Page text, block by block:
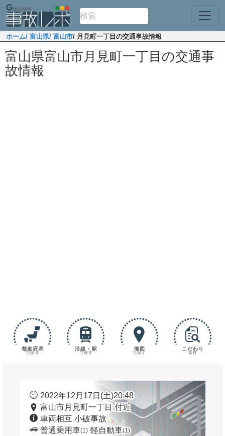
ホーム/ 富山県/ 富山市/ 月見町一丁目の交通事故情報
富山県富山市月見町一丁目の交通事
故情報
都道府県
で探す
沿線・駅
で探す
地図
で探す
こだわり
条件
2022年12月17日(土)20:48
富山市月見町一丁目 付近
車両相互 小破事故
普通乗用車(1) 軽自動車(1)